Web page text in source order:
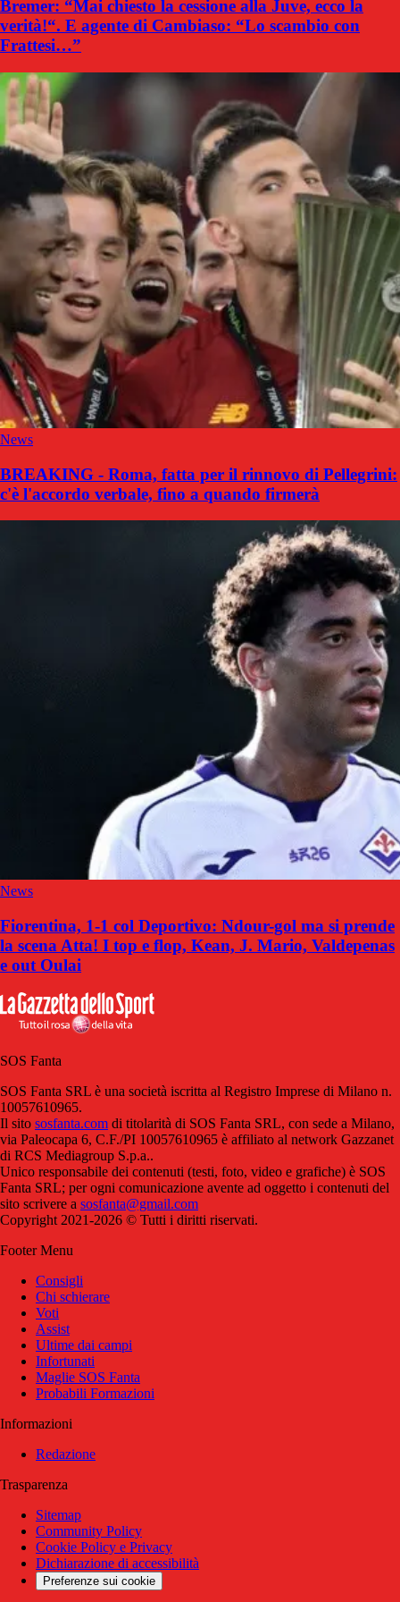
Bremer: “Mai chiesto la cessione alla Juve, ecco la
verità!“. E agente di Cambiaso: “Lo scambio con
Frattesi…”
News
BREAKING - Roma, fatta per il rinnovo di Pellegrini:
c'è l'accordo verbale, fino a quando firmerà
News
Fiorentina, 1-1 col Deportivo: Ndour-gol ma si prende
la scena Atta! I top e flop, Kean, J. Mario, Valdepenas
e out Oulai
SOS Fanta
SOS Fanta SRL è una società iscritta al Registro Imprese di Milano n.
10057610965.
Il sito sosfanta.com di titolarità di SOS Fanta SRL, con sede a Milano,
via Paleocapa 6, C.F./PI 10057610965 è affiliato al network Gazzanet
di RCS Mediagroup S.p.a..
Unico responsabile dei contenuti (testi, foto, video e grafiche) è SOS
Fanta SRL; per ogni comunicazione avente ad oggetto i contenuti del
sito scrivere a sosfanta@gmail.com
Copyright 2021-2026 © Tutti i diritti riservati.
Footer Menu
Consigli
Chi schierare
Voti
Assist
Ultime dai campi
Infortunati
Maglie SOS Fanta
Probabili Formazioni
Informazioni
Redazione
Trasparenza
Sitemap
Community Policy
Cookie Policy e Privacy
Dichiarazione di accessibilità
Preferenze sui cookie